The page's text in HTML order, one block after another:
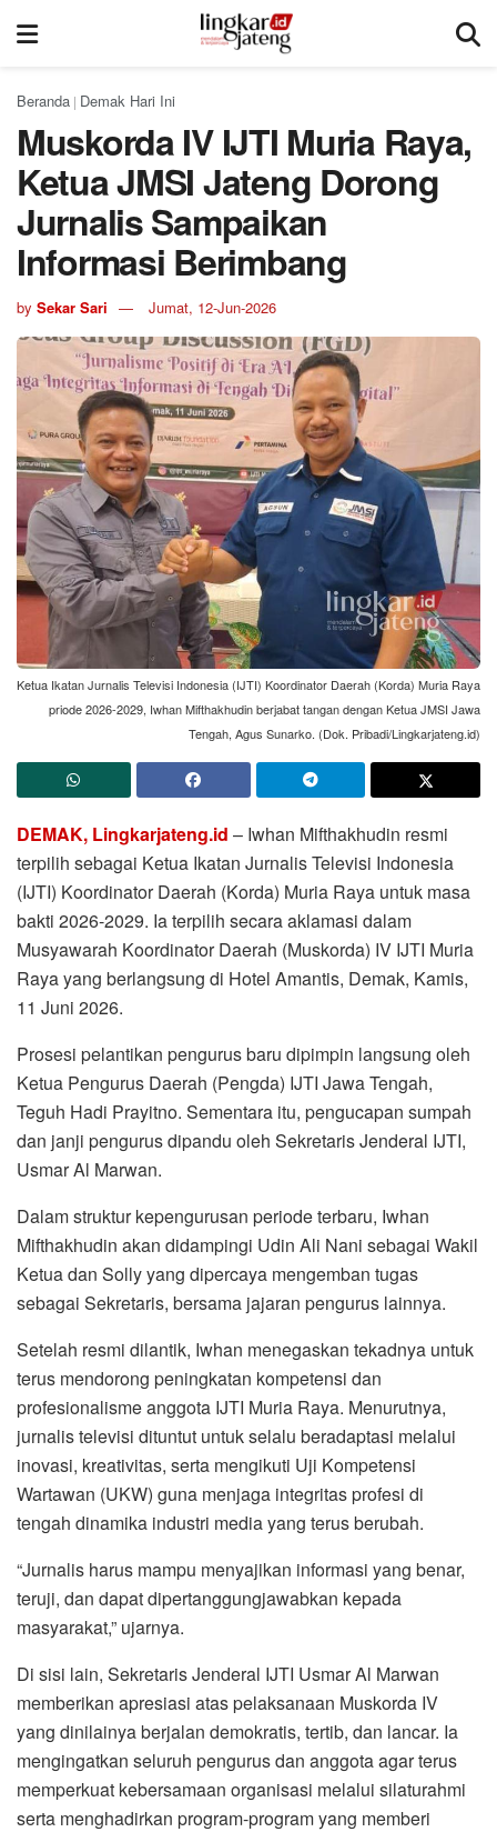
Beranda | Demak Hari Ini
Muskorda IV IJTI Muria Raya,
Ketua JMSI Jateng Dorong
Jurnalis Sampaikan
Informasi Berimbang
by Sekar Sari Jumat, 12-Jun-2026
Ketua Ikatan Jurnalis Televisi Indonesia (IJTI) Koordinator Daerah (Korda) Muria Raya
priode 2026-2029, Iwhan Mifthakhudin berjabat tangan dengan Ketua JMSI Jawa
Tengah, Agus Sunarko. (Dok. Pribadi/Lingkarjateng.id)
DEMAK, Lingkarjateng.id – Iwhan Mifthakhudin resmi
terpilih sebagai Ketua Ikatan Jurnalis Televisi Indonesia
(IJTI) Koordinator Daerah (Korda) Muria Raya untuk masa
bakti 2026-2029. Ia terpilih secara aklamasi dalam
Musyawarah Koordinator Daerah (Muskorda) IV IJTI Muria
Raya yang berlangsung di Hotel Amantis, Demak, Kamis,
11 Juni 2026.
Prosesi pelantikan pengurus baru dipimpin langsung oleh
Ketua Pengurus Daerah (Pengda) IJTI Jawa Tengah,
Teguh Hadi Prayitno. Sementara itu, pengucapan sumpah
dan janji pengurus dipandu oleh Sekretaris Jenderal IJTI,
Usmar Al Marwan.
Dalam struktur kepengurusan periode terbaru, Iwhan
Mifthakhudin akan didampingi Udin Ali Nani sebagai Wakil
Ketua dan Solly yang dipercaya mengemban tugas
sebagai Sekretaris, bersama jajaran pengurus lainnya.
Setelah resmi dilantik, Iwhan menegaskan tekadnya untuk
terus mendorong peningkatan kompetensi dan
profesionalisme anggota IJTI Muria Raya. Menurutnya,
jurnalis televisi dituntut untuk selalu beradaptasi melalui
inovasi, kreativitas, serta mengikuti Uji Kompetensi
Wartawan (UKW) guna menjaga integritas profesi di
tengah dinamika industri media yang terus berubah.
“Jurnalis harus mampu menyajikan informasi yang benar,
teruji, dan dapat dipertanggungjawabkan kepada
masyarakat,” ujarnya.
Di sisi lain, Sekretaris Jenderal IJTI Usmar Al Marwan
memberikan apresiasi atas pelaksanaan Muskorda IV
yang dinilainya berjalan demokratis, tertib, dan lancar. Ia
mengingatkan seluruh pengurus dan anggota agar terus
memperkuat kebersamaan organisasi melalui silaturahmi
serta menghadirkan program-program yang memberi